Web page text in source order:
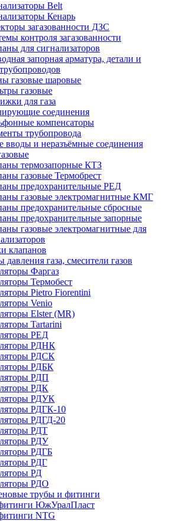
Belt
Кенарь
загазованности ДЗС
контроля загазованности
для сигнализаторов
запорная арматура, детали и
газовые шаровые
газовые
для газа
соединения
компенсаторы
трубопровода
вводы и неразъёмные соединения
термозапорные КТЗ
газовые Термобрест
предохранительные РЕД
газовые электромагнитные КМГ
предохранительные сбросные
предохранительные запорные
газовые электромагнитные для
клапанов
давления газа, смесители газов
Фаргаз
Термобест
Pietro Fiorentini
Venio
Elster (MR)
Tartarini
РЕД
РДНК
РДСК
РДБК
РДП
РДК
РДУК
РДГК-10
РДГД-20
РДТ
РДУ
РДГБ
РДГ
РД
РДО
трубы и фитинги
ЮжУралПласт
NTG